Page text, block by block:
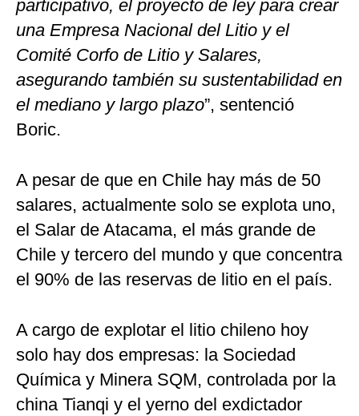
participativo, el proyecto de ley para crear
una Empresa Nacional del Litio y el
Comité Corfo de Litio y Salares,
asegurando también su sustentabilidad en
el mediano y largo plazo”, sentenció
Boric.
A pesar de que en Chile hay más de 50
salares, actualmente solo se explota uno,
el Salar de Atacama, el más grande de
Chile y tercero del mundo y que concentra
el 90% de las reservas de litio en el país.
A cargo de explotar el litio chileno hoy
solo hay dos empresas: la Sociedad
Química y Minera SQM, controlada por la
china Tianqi y el yerno del exdictador